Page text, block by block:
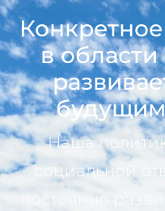
в
Наша
социальной
постоянно